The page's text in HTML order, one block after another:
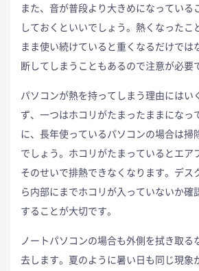
また、音が普段より大きめになっている
しておくといいでしょう。熱くなったこ
まま使い続けていると重くなるだけでは
断してしまうこともあるので注意が必要
パソコンが熱を持ってしまう理由にはい
ず、一つはホコリがたまったままになっ
に、長年使っているパソコンの場合は掃
でしょう。ホコリがたまっているとエア
そのせいで排熱できなくなります。デス
ら内部にまでホコリが入っていないか確
することが大切です。
ノートパソコンの場合も外側を拭き取る
去します。夏のように暑い日も同じ現象